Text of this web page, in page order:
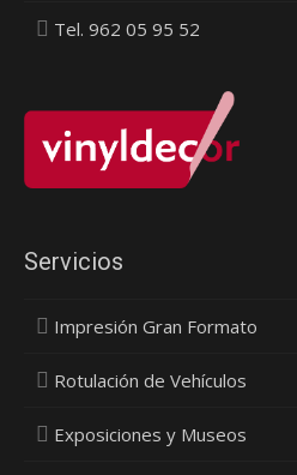
Tel. 962 05 95 52
Servicios
Impresión Gran Formato
Rotulación de Vehículos
Exposiciones y Museos